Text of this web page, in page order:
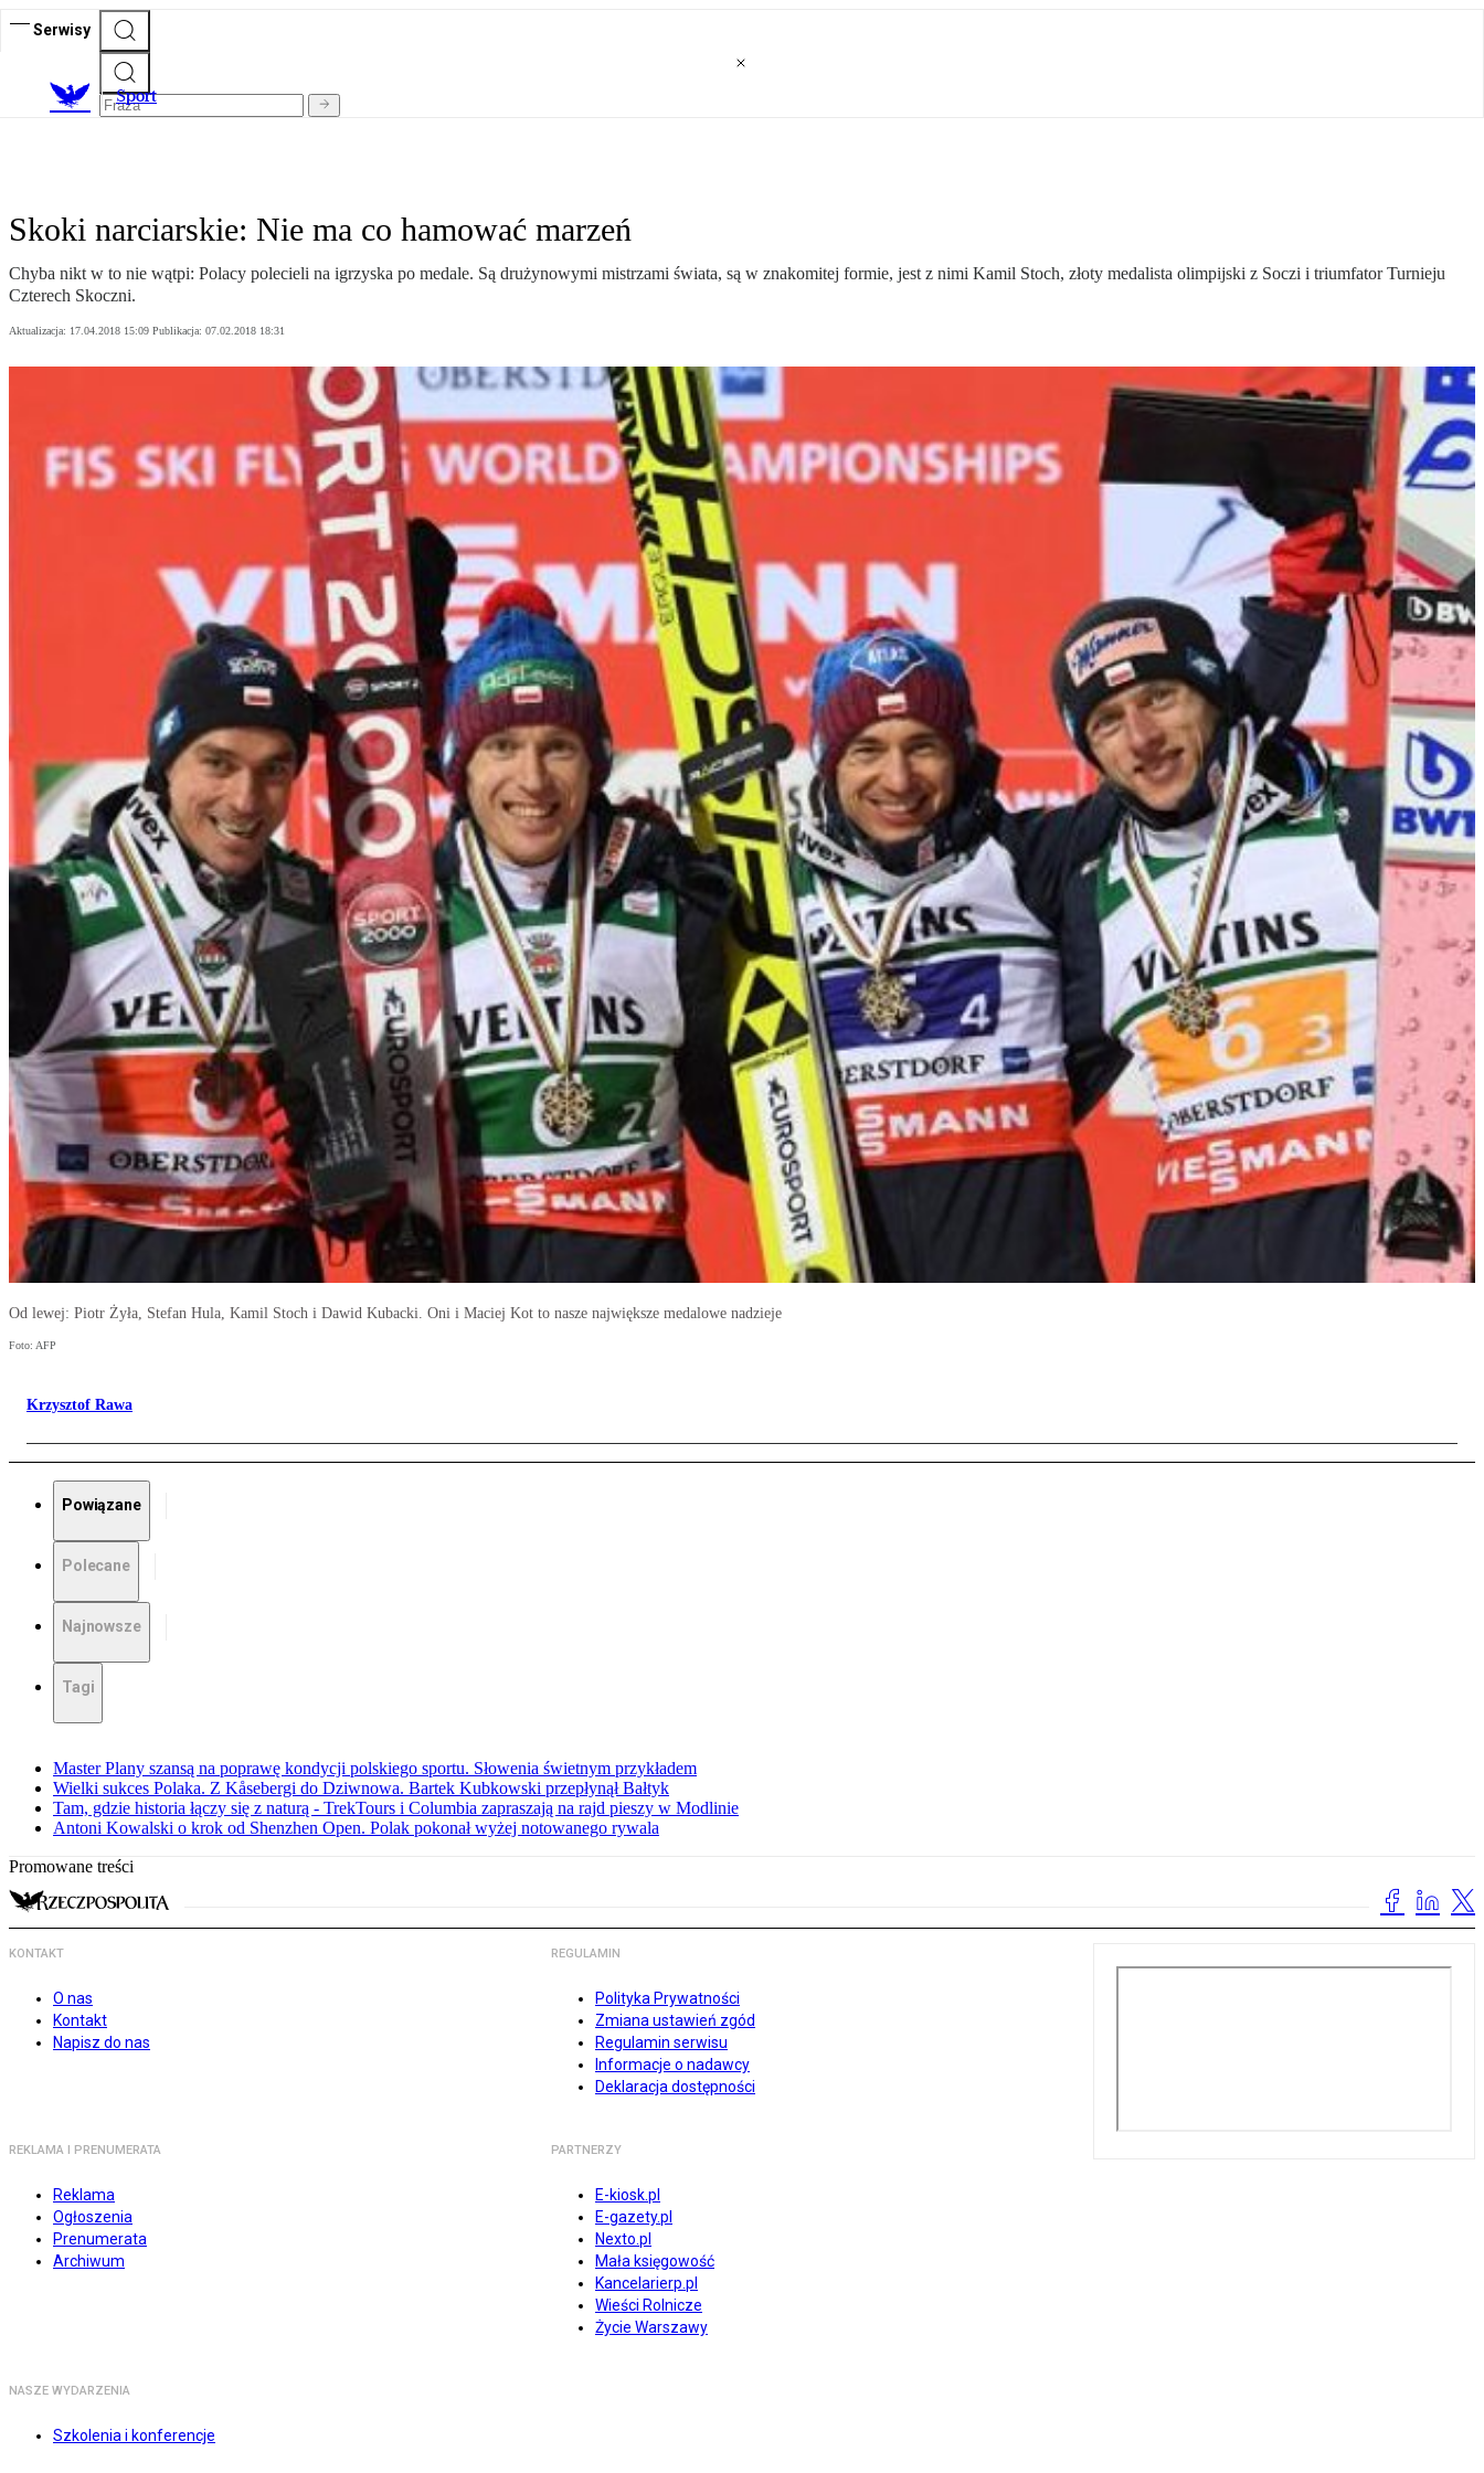
Serwisy
Sport
Skoki narciarskie: Nie ma co hamować marzeń
Chyba nikt w to nie wątpi: Polacy polecieli na igrzyska po medale. Są drużynowymi mistrzami świata, są w znakomitej formie, jest z nimi Kamil Stoch, złoty medalista olimpijski z Soczi i triumfator Turnieju
Czterech Skoczni.
Aktualizacja: 17.04.2018 15:09 Publikacja: 07.02.2018 18:31
Od lewej: Piotr Żyła, Stefan Hula, Kamil Stoch i Dawid Kubacki. Oni i Maciej Kot to nasze największe medalowe nadzieje
Foto: AFP
Krzysztof Rawa
Powiązane
Polecane
Najnowsze
Tagi
Master Plany szansą na poprawę kondycji polskiego sportu. Słowenia świetnym przykładem
Wielki sukces Polaka. Z Kåsebergi do Dziwnowa. Bartek Kubkowski przepłynął Bałtyk
Tam, gdzie historia łączy się z naturą - TrekTours i Columbia zapraszają na rajd pieszy w Modlinie
Antoni Kowalski o krok od Shenzhen Open. Polak pokonał wyżej notowanego rywala
Promowane treści
KONTAKT
O nas
Kontakt
Napisz do nas
REGULAMIN
Polityka Prywatności
Zmiana ustawień zgód
Regulamin serwisu
Informacje o nadawcy
Deklaracja dostępności
REKLAMA I PRENUMERATA
Reklama
Ogłoszenia
Prenumerata
Archiwum
PARTNERZY
E-kiosk.pl
E-gazety.pl
Nexto.pl
Mała księgowość
Kancelarierp.pl
Wieści Rolnicze
Życie Warszawy
NASZE WYDARZENIA
Szkolenia i konferencje